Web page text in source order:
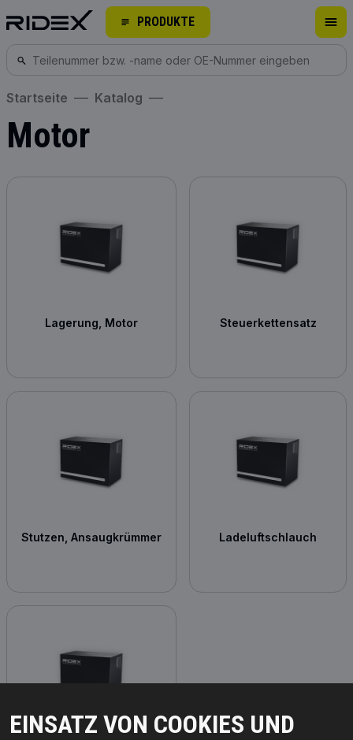
PRODUKTE
EINSATZ VON COOKIES UND
Startseite Katalog
Motor
Lagerung, Motor Steuerkettensatz
Stutzen, Ansaugkrümmer Ladeluftschlauch